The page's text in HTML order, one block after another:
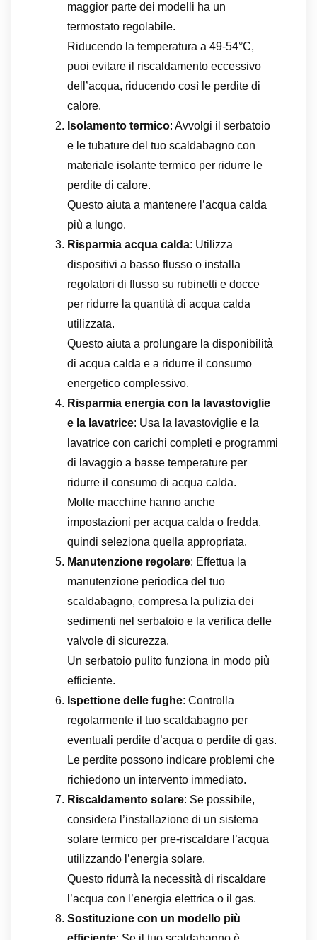
maggior parte dei modelli ha un
termostato regolabile.
Riducendo la temperatura a 49-54°C,
puoi evitare il riscaldamento eccessivo
dell’acqua, riducendo così le perdite di
calore.
Isolamento termico: Avvolgi il serbatoio
e le tubature del tuo scaldabagno con
materiale isolante termico per ridurre le
perdite di calore.
Questo aiuta a mantenere l’acqua calda
più a lungo.
Risparmia acqua calda: Utilizza
dispositivi a basso flusso o installa
regolatori di flusso su rubinetti e docce
per ridurre la quantità di acqua calda
utilizzata.
Questo aiuta a prolungare la disponibilità
di acqua calda e a ridurre il consumo
energetico complessivo.
Risparmia energia con la lavastoviglie
e la lavatrice: Usa la lavastoviglie e la
lavatrice con carichi completi e programmi
di lavaggio a basse temperature per
ridurre il consumo di acqua calda.
Molte macchine hanno anche
impostazioni per acqua calda o fredda,
quindi seleziona quella appropriata.
Manutenzione regolare: Effettua la
manutenzione periodica del tuo
scaldabagno, compresa la pulizia dei
sedimenti nel serbatoio e la verifica delle
valvole di sicurezza.
Un serbatoio pulito funziona in modo più
efficiente.
Ispettione delle fughe: Controlla
regolarmente il tuo scaldabagno per
eventuali perdite d’acqua o perdite di gas.
Le perdite possono indicare problemi che
richiedono un intervento immediato.
Riscaldamento solare: Se possibile,
considera l’installazione di un sistema
solare termico per pre-riscaldare l’acqua
utilizzando l’energia solare.
Questo ridurrà la necessità di riscaldare
l’acqua con l’energia elettrica o il gas.
Sostituzione con un modello più